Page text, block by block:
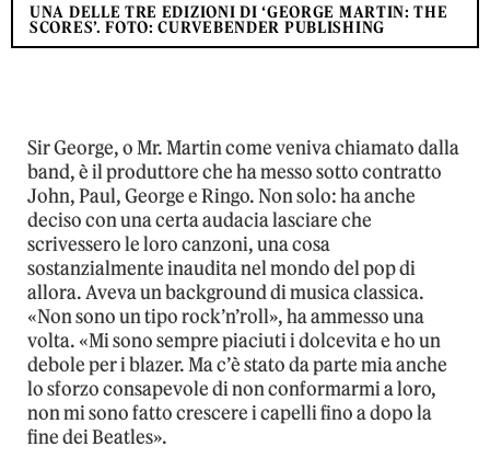
UNA DELLE TRE EDIZIONI DI ‘GEORGE MARTIN: THE
SCORES’. FOTO: CURVEBENDER PUBLISHING
Sir George, o Mr. Martin come veniva chiamato dalla
band, è il produttore che ha messo sotto contratto
John, Paul, George e Ringo. Non solo: ha anche
deciso con una certa audacia lasciare che
scrivessero le loro canzoni, una cosa
sostanzialmente inaudita nel mondo del pop di
allora. Aveva un background di musica classica.
«Non sono un tipo rock’n’roll», ha ammesso una
volta. «Mi sono sempre piaciuti i dolcevita e ho un
debole per i blazer. Ma c’è stato da parte mia anche
lo sforzo consapevole di non conformarmi a loro,
non mi sono fatto crescere i capelli fino a dopo la
fine dei Beatles».